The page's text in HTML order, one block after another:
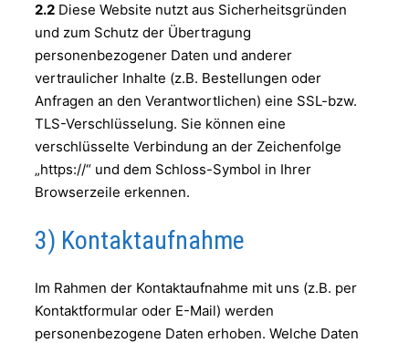
2.2Diese Website nutzt aus Sicherheitsgründen
und zum Schutz der Übertragung
personenbezogener Daten und anderer
vertraulicher Inhalte (z.B. Bestellungen oder
Anfragen an den Verantwortlichen) eine SSL-bzw.
TLS-Verschlüsselung. Sie können eine
verschlüsselte Verbindung an der Zeichenfolge
„https://“ und dem Schloss-Symbol in Ihrer
Browserzeile erkennen.
3) Kontaktaufnahme
Im Rahmen der Kontaktaufnahme mit uns (z.B. per
Kontaktformular oder E-Mail) werden
personenbezogene Daten erhoben. Welche Daten